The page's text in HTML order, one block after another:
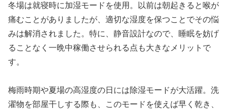
冬場は就寝時に加湿モードを使用。以前は朝起きると喉が
痛むことがありましたが、適切な湿度を保つことでその悩
みは解消されました。特に、静音設計なので、睡眠を妨げ
ることなく一晩中稼働させられる点も大きなメリットで
す。
梅雨時期や夏場の高湿度の日には除湿モードが大活躍。洗
濯物を部屋干しする際も、このモードを使えば早く乾き、